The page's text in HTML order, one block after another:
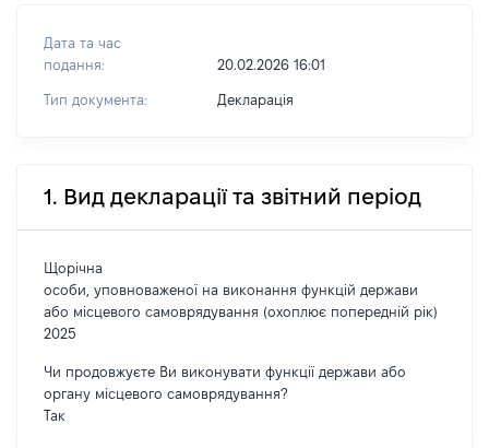
Дата та час
подання:
20.02.2026 16:01
Тип документа: Декларація
1. Вид декларації та звітний період
Щорічна
особи, уповноваженої на виконання функцій держави
або місцевого самоврядування (охоплює попередній рік)
2025
Чи продовжуєте Ви виконувати функції держави або
органу місцевого самоврядування?
Так